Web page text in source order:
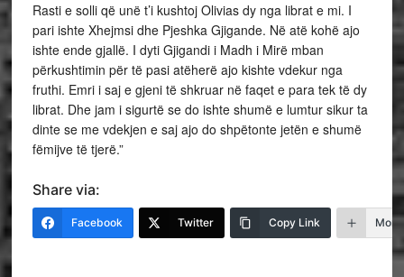
Rasti e solli që unë t’i kushtoj Olivias dy nga librat e mi. I
pari ishte Xhejmsi dhe Pjeshka Gjigande. Në atë kohë ajo
ishte ende gjallë. I dyti Gjigandi i Madh i Mirë mban
përkushtimin për të pasi atëherë ajo kishte vdekur nga
fruthi. Emri i saj e gjeni të shkruar në faqet e para tek të dy
librat. Dhe jam i sigurtë se do ishte shumë e lumtur sikur ta
dinte se me vdekjen e saj ajo do shpëtonte jetën e shumë
fëmijve të tjerë.”
Share via:
Facebook Twitter Copy Link More